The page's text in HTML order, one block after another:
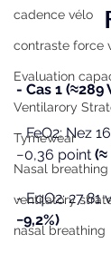
cadence vélo
contraste force
Evaluation
Ventilarory
Tymewear
Nasal breathing
ventilatory
nasal breathing
- Cas 1 (≈289
- FeO2: Nez
−0,36 point (≈
- EqO2:
−9,2%)